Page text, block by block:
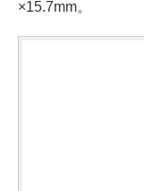
×15.7mm。